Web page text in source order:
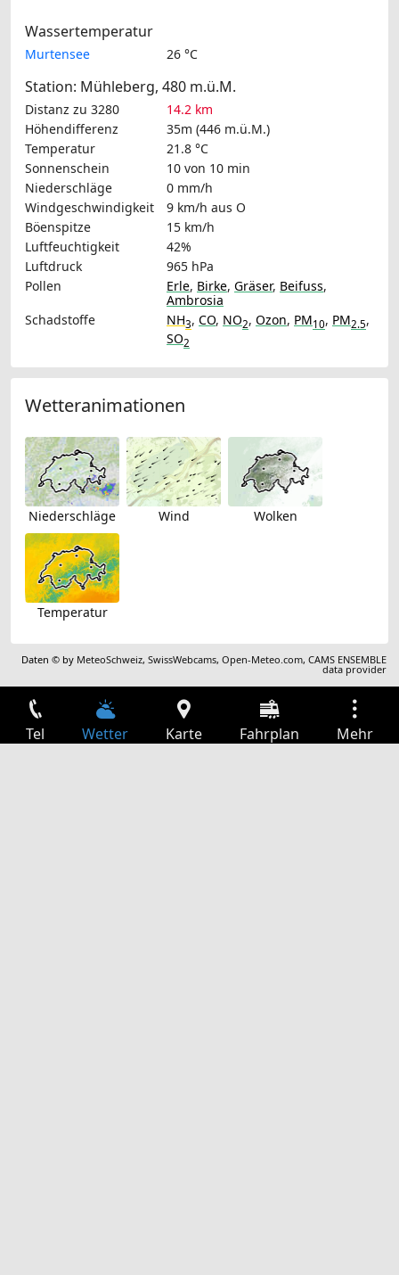
Wassertemperatur
Murtensee 26 °C
Station: Mühleberg, 480 m.ü.M.
Distanz zu 3280
14.2 km
Höhendifferenz
35m (446 m.ü.M.)
Temperatur
21.8 °C
Sonnenschein
10 von 10 min
Niederschläge
0 mm/h
Windgeschwindigkeit
9 km/h aus O
Böenspitze
15 km/h
Luftfeuchtigkeit
42%
Luftdruck
965 hPa
Pollen
Erle, Birke, Gräser, Beifuss,
Ambrosia
Schadstoffe
NH3, CO, NO2, Ozon, PM10, PM2.5,
SO2
Wetteranimationen
Niederschläge Wind Wolken
Temperatur
Daten © by MeteoSchweiz,SwissWebcams,Open-Meteo.com,CAMS ENSEMBLE
data provider
Tel Wetter Karte Fahrplan Mehr